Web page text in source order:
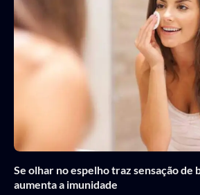
Se olhar no espelho traz sensação de
aumenta a imunidade